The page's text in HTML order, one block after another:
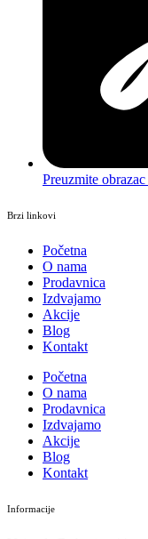
Preuzmite
Brzi linkovi
Početna
O nama
Prodavnica
Izdvajamo
Akcije
Blog
Kontakt
Početna
O nama
Prodavnica
Izdvajamo
Akcije
Blog
Kontakt
Informacije